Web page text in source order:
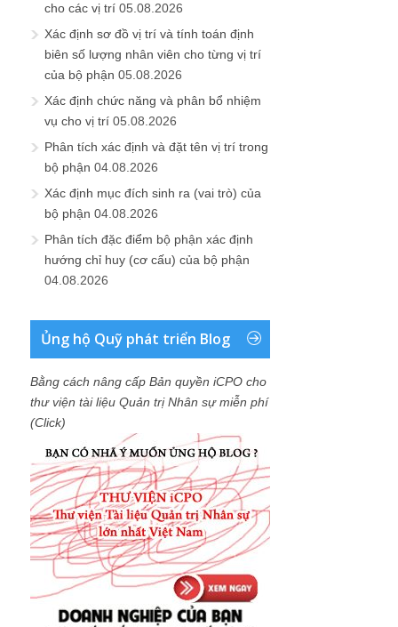
cho các vị trí 05.08.2026
Xác định sơ đồ vị trí và tính toán định
biên số lượng nhân viên cho từng vị trí
của bộ phận 05.08.2026
Xác định chức năng và phân bổ nhiệm
vụ cho vị trí 05.08.2026
Phân tích xác định và đặt tên vị trí trong
bộ phận 04.08.2026
Xác định mục đích sinh ra (vai trò) của
bộ phận 04.08.2026
Phân tích đặc điểm bộ phận xác định
hướng chỉ huy (cơ cấu) của bộ phận
04.08.2026
Ủng hộ Quỹ phát triển Blog
Bằng cách nâng cấp Bản quyền iCPO cho
thư viện tài liệu Quản trị Nhân sự miễn phí
(Click)